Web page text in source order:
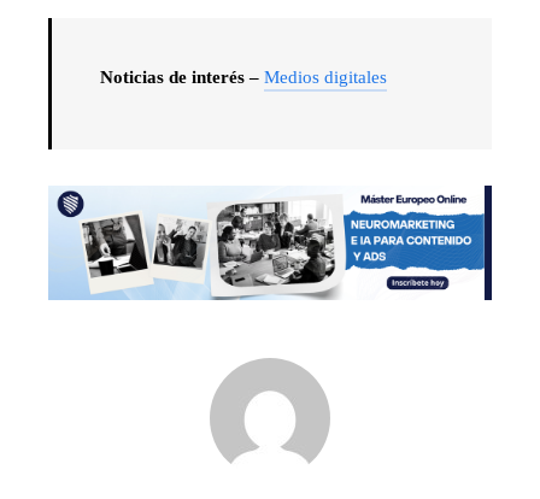
Noticias de interés – Medios digitales